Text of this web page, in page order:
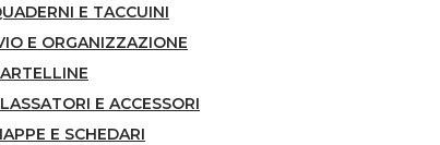
E TACCUINI
E ORGANIZZAZIONE
E ACCESSORI
E SCHEDARI